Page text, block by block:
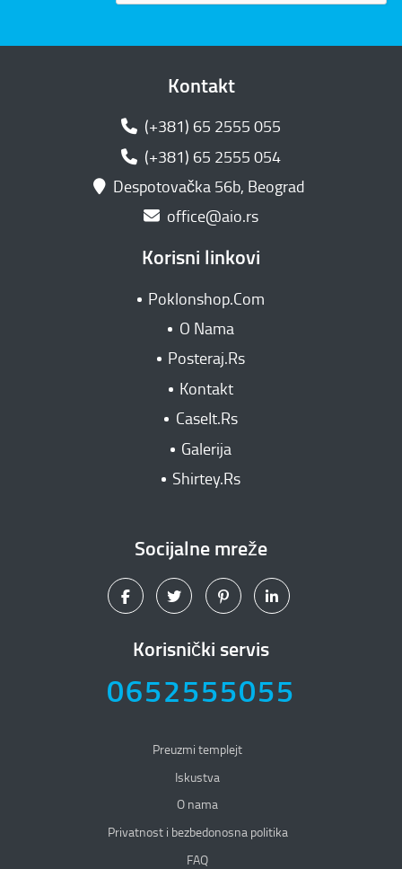
Kontakt
(+381) 65 2555 055
(+381) 65 2555 054
Despotovačka 56b, Beograd
office@aio.rs
Korisni linkovi
Poklonshop.Com
O Nama
Posteraj.Rs
Kontakt
CaseIt.Rs
Galerija
Shirtey.Rs
Socijalne mreže
Korisnički servis
0652555055
Preuzmi templejt
Iskustva
O nama
Privatnost i bezbedonosna politika
Privatnost i bezbedonosna politika
FAQ